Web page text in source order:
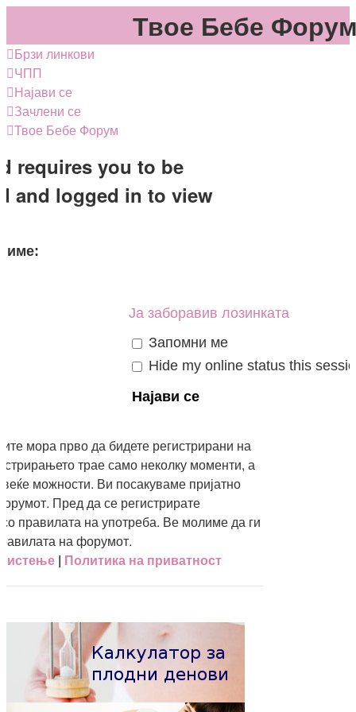
Твое Бебе
Брзи линкови
ЧПП
Најави се
Зачлени се
Твое Бебе Форум
requires you to be
and logged in to view
име:
Ја заборавив лозинката
Запомни ме
Hide my online status this
мора прво да бидете регистрирани на
трае само неколку моменти, а
можности. Ви посакуваме пријатно
Пред да се регистрирате
со правилата на употреба. Ве молиме да ги
на форумот.
| Политика на приватност